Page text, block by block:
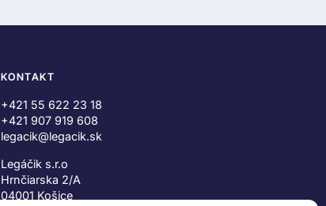
KONTAKT
+421 55 622 23 18
+421 907 919 608
legacik@legacik.sk
Legáčik s.r.o
Hrnčiarska 2/A
04001 Košice